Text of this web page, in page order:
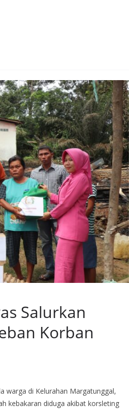
Salurkan
Korban
warga di Kelurahan Margatunggal,
kebakaran diduga akibat korsleting